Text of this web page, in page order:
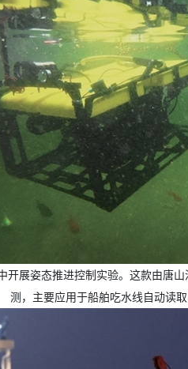
展姿态推进控制实验。这款由唐
测，主要应用于船舶吃水线自动读